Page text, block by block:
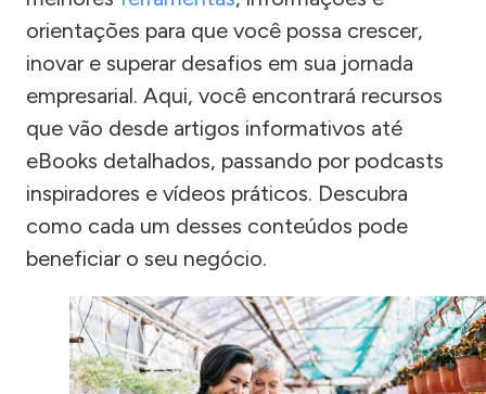
orientações para que você possa crescer,
inovar e superar desafios em sua jornada
empresarial. Aqui, você encontrará recursos
que vão desde artigos informativos até
eBooks detalhados, passando por podcasts
inspiradores e vídeos práticos. Descubra
como cada um desses conteúdos pode
beneficiar o seu negócio.